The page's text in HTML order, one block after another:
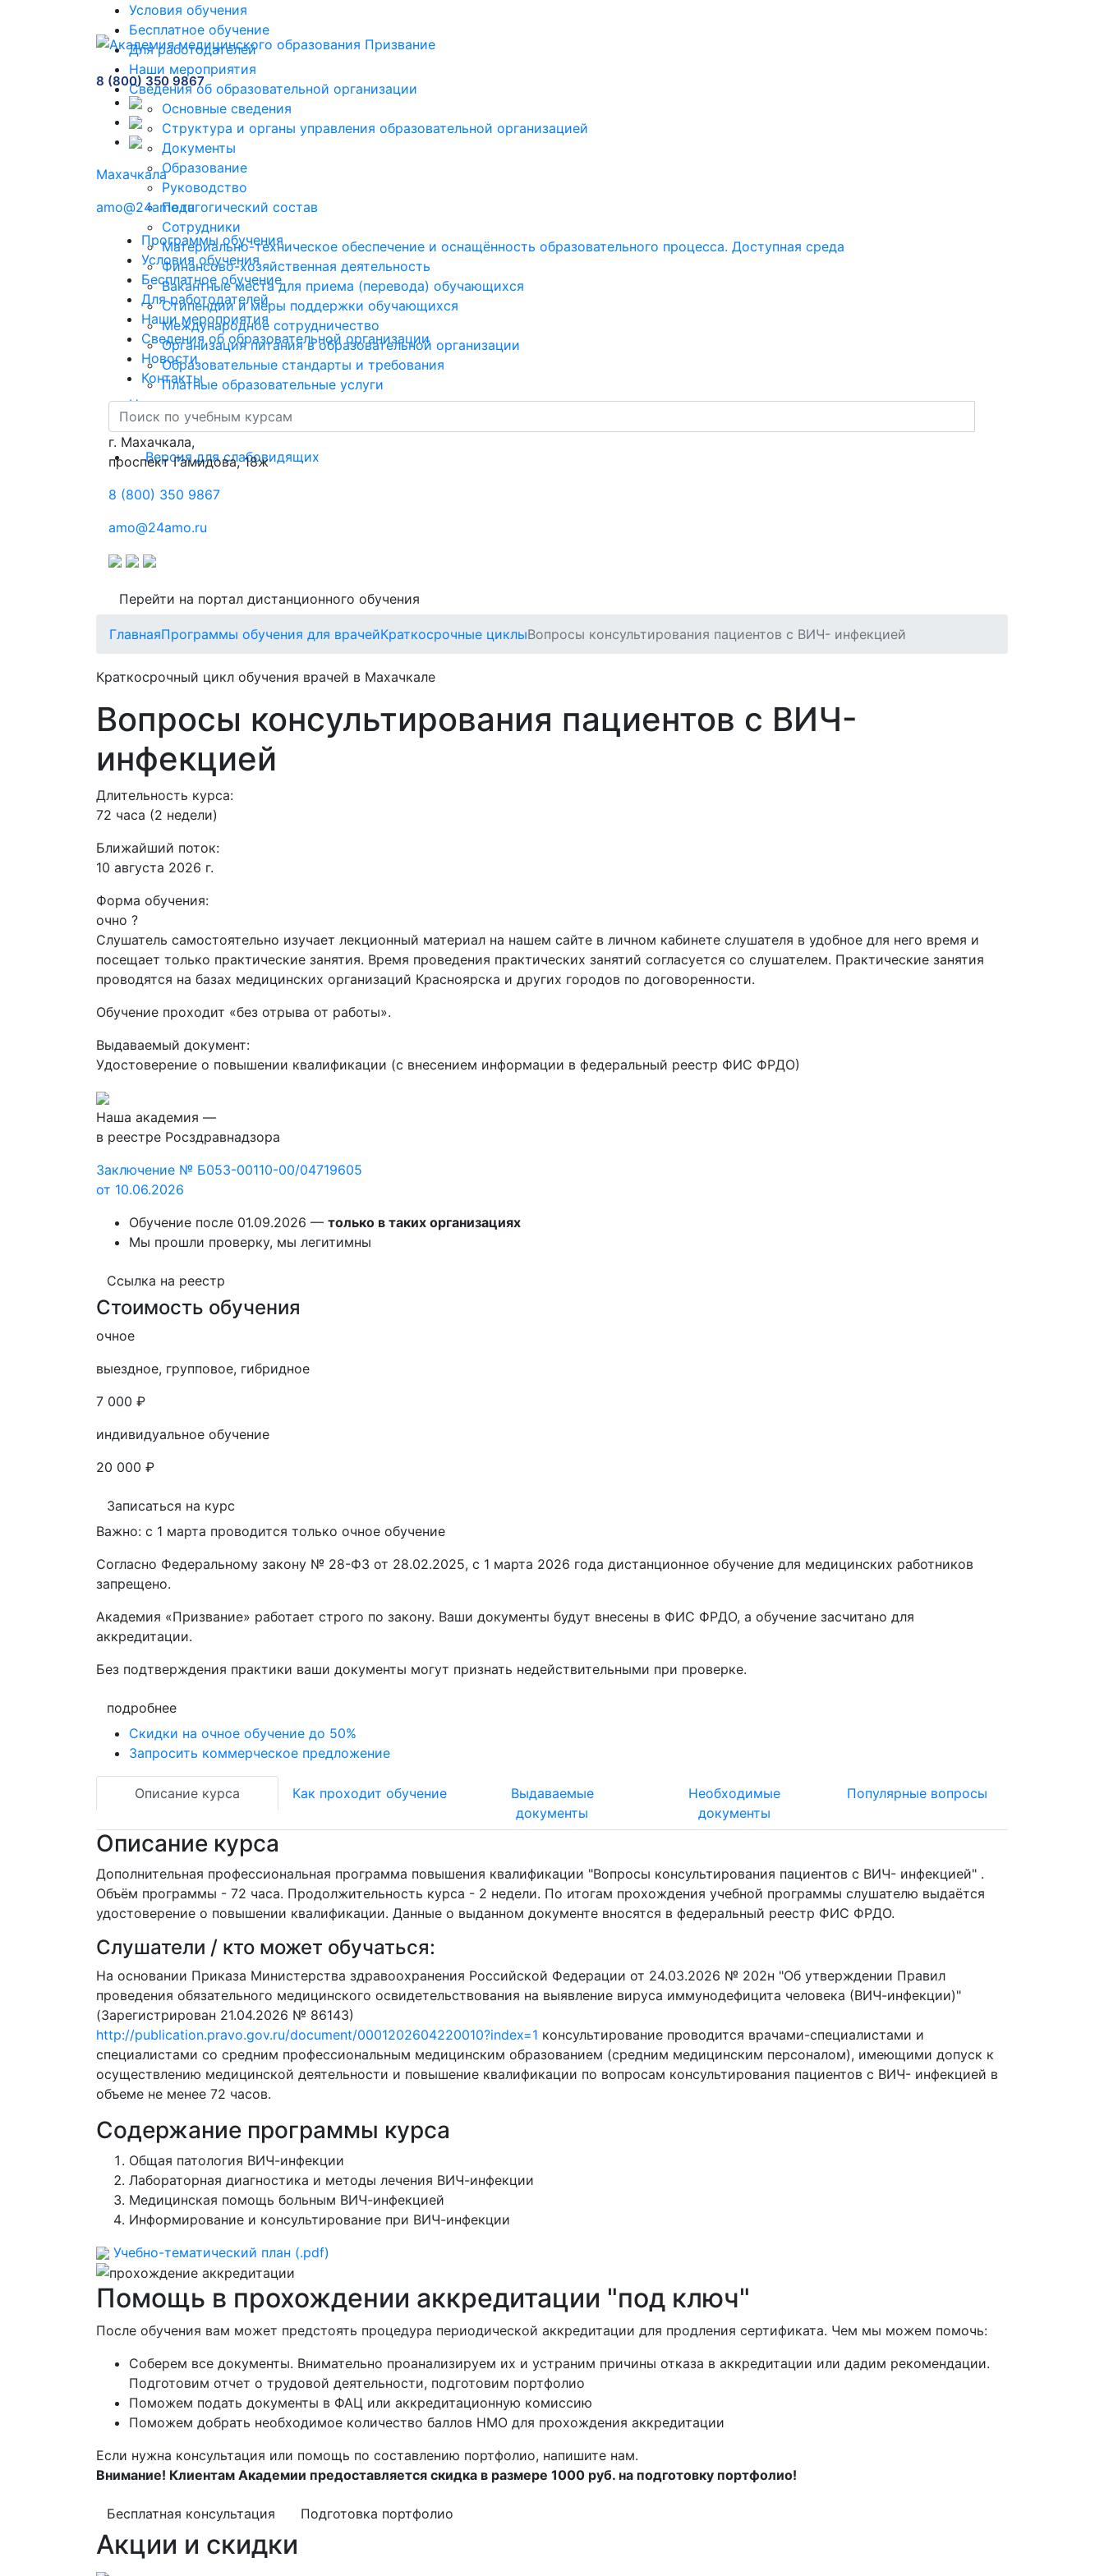
Условия обучения
Бесплатное обучение
Для работодателей
Наши мероприятия
Сведения об образовательной организации
Основные сведения
Структура и органы управления образовательной организацией
Документы
Образование
Руководство
Педагогический состав
Сотрудники
Материально-техническое обеспечение и оснащённость образовательного процесса. Доступная среда
Финансово-хозяйственная деятельность
Вакантные места для приема (перевода) обучающихся
Стипендии и меры поддержки обучающихся
Международное сотрудничество
Организация питания в образовательной организации
Образовательные стандарты и требования
Платные образовательные услуги
Новости
Контакты
Версия для слабовидящих
8 (800) 350 9867
Махачкала
amo@24amo.ru
Программы обучения
Условия обучения
Бесплатное обучение
Для работодателей
Наши мероприятия
Сведения об образовательной организации
Новости
Контакты
г. Махачкала,
​проспект Гамидова, 18ж
8 (800) 350 9867
amo@24amo.ru
Перейти на портал дистанционного обучения
ГлавнаяПрограммы обучения для врачейКраткосрочные циклыВопросы консультирования пациентов с ВИЧ- инфекцией
Краткосрочный цикл обучения врачей в Махачкале
Вопросы консультирования пациентов с ВИЧ-
инфекцией
Длительность курса:
72 часа (2 недели)
Ближайший поток:
10 августа 2026 г.
Форма обучения:
очно ?
Слушатель самостоятельно изучает лекционный материал на нашем сайте в личном кабинете слушателя в удобное для него время и
посещает только практические занятия. Время проведения практических занятий согласуется со слушателем. Практические занятия
проводятся на базах медицинских организаций Красноярска и других городов по договоренности.
Обучение проходит «без отрыва от работы».
Выдаваемый документ:
Удостоверение о повышении квалификации (с внесением информации в федеральный реестр ФИС ФРДО)
Наша академия —
в реестре Росздравнадзора
Заключение № Б053-00110-00/04719605
от 10.06.2026
Обучение после 01.09.2026 — только в таких организациях
Мы прошли проверку, мы легитимны
Ссылка на реестр
Стоимость обучения
очное
выездное, групповое, гибридное
7 000 ₽
индивидуальное обучение
20 000 ₽
Записаться на курс
Важно: с 1 марта проводится только очное обучение
Согласно Федеральному закону № 28-ФЗ от 28.02.2025, с 1 марта 2026 года дистанционное обучение для медицинских работников
запрещено.
Академия «Призвание» работает строго по закону. Ваши документы будут внесены в ФИС ФРДО, а обучение засчитано для
аккредитации.
Без подтверждения практики ваши документы могут признать недействительными при проверке.
подробнее
Скидки на очное обучение до 50%
Запросить коммерческое предложение
Описание курса Как проходит обучение
Выдаваемые
документы
Необходимые
документы
Популярные вопросы
Описание курса
Дополнительная профессиональная программа повышения квалификации "Вопросы консультирования пациентов с ВИЧ- инфекцией" .
Объём программы - 72 часа. Продолжительность курса - 2 недели. По итогам прохождения учебной программы слушателю выдаётся
удостоверение о повышении квалификации. Данные о выданном документе вносятся в федеральный реестр ФИС ФРДО.
Слушатели / кто может обучаться:
На основании Приказа Министерства здравоохранения Российской Федерации от 24.03.2026 № 202н "Об утверждении Правил
проведения обязательного медицинского освидетельствования на выявление вируса иммунодефицита человека (ВИЧ-инфекции)"
(Зарегистрирован 21.04.2026 № 86143)
http://publication.pravo.gov.ru/document/0001202604220010?index=1 консультирование проводится врачами-специалистами и
специалистами со средним профессиональным медицинским образованием (средним медицинским персоналом), имеющими допуск к
осуществлению медицинской деятельности и повышение квалификации по вопросам консультирования пациентов с ВИЧ- инфекцией в
объеме не менее 72 часов.
Содержание программы курса
Общая патология ВИЧ-инфекции
Лабораторная диагностика и методы лечения ВИЧ-инфекции
Медицинская помощь больным ВИЧ-инфекцией
Информирование и консультирование при ВИЧ-инфекции
Учебно-тематический план (.pdf)
Помощь в прохождении аккредитации "под ключ"
После обучения вам может предстоять процедура периодической аккредитации для продления сертификата. Чем мы можем помочь:
Соберем все документы. Внимательно проанализируем их и устраним причины отказа в аккредитации или дадим рекомендации.
Подготовим отчет о трудовой деятельности, подготовим портфолио
Поможем подать документы в ФАЦ или аккредитационную комиссию
Поможем добрать необходимое количество баллов НМО для прохождения аккредитации
Если нужна консультация или помощь по составлению портфолио, напишите нам.
Внимание! Клиентам Академии предоставляется скидка в размере 1000 руб. на подготовку портфолио!
Бесплатная консультация Подготовка портфолио
Акции и скидки